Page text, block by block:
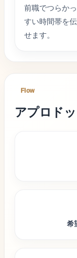
前職でつらか
すい時間帯を
せます。
Flow
アプロド
希